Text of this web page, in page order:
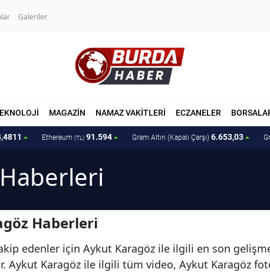
Galeriler
MAGAZİN NAMAZ VAKİTLERİ ECZANELER
Ethereum (TL) 91.594 Gram Altın (Kapalı Çarşı) 6.653,03
Haberleri
edenler için Aykut Karagöz ile ilgili en son
Aykut Karagöz ile ilgili tüm video, Aykut Karagöz